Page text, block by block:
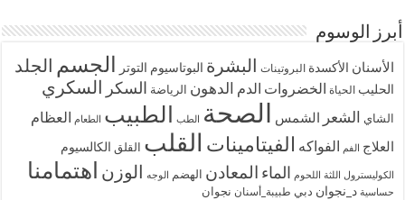
أبرز الوسوم
الأسنان الأكسدة البروتينات البشرة البوتاسيوم التوتر الجسم الجلد
الحليب الحياة الخضروات الدم الدهون الرياضة السكر السكري
الشاي الشعر الشمس الصحة الطب الطبيب الطعام
العظام
العلاج الفم الفواكه الفيتامينات القلب القلق الكالسيوم
الكوليسترول اللثة اللحوم الماء المعادن الهضم الوجه الوزن اهتمامنا
حساسية د_نجوان دبي طبيبة_أسنان نجوان